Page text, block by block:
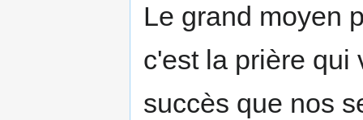
Le grand moyen
c'est la prière qui
succès que nos